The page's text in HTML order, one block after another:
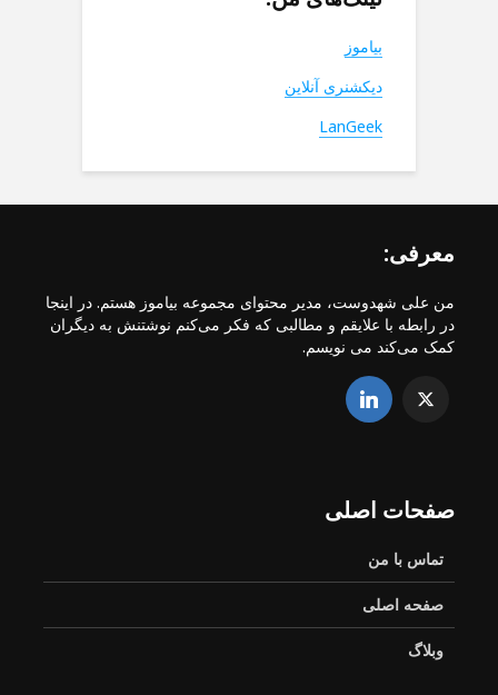
بیاموز
دیکشنری آنلاین
LanGeek
معرفی:
من علی شهدوست، مدیر محتوای مجموعه بیاموز هستم. در اینجا
در رابطه با علایقم و مطالبی که فکر می‌کنم نوشتنش به دیگران
کمک می‌کند می نویسم.
صفحات اصلی
تماس با من
صفحه اصلی
وبلاگ